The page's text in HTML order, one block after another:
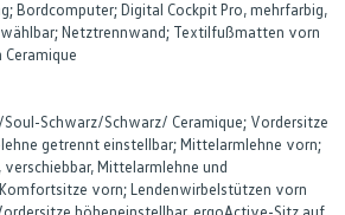
Bordcomputer; Digital Cockpit Pro, mehrfarbig,
Netztrennwand; Textilfußmatten vorn
Schwarz/Schwarz/ Ceramique; Vordersitze
getrennt einstellbar; Mittelarmlehne vorn;
Mittelarmlehne und
vorn; Lendenwirbelstützen vorn
höheneinstellbar, ergoActive-Sitz auf